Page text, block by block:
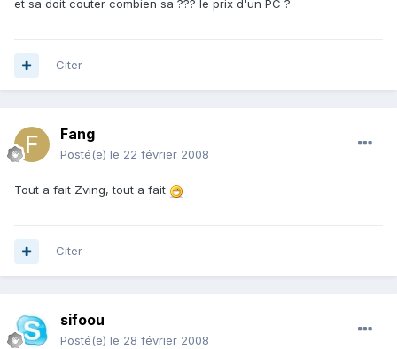
et sa doit couter combien sa ??? le prix d'un PC ?
Citer
Fang
Posté(e) le 22 février 2008
Tout a fait Zving, tout a fait
Citer
sifoou
Posté(e) le 28 février 2008